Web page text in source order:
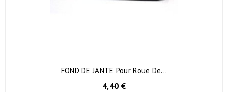
FOND DE JANTE Pour Roue De...
4,40 €